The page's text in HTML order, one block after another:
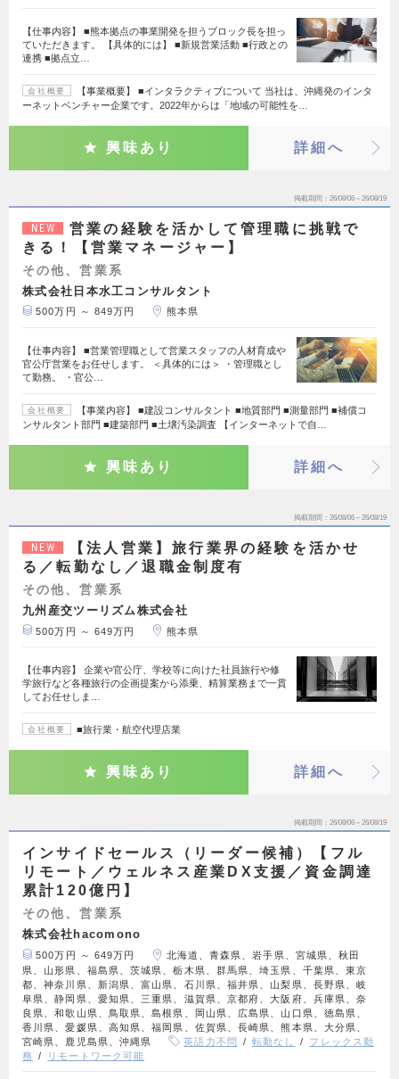
【仕事内容】 ■熊本拠点の事業開発を担うブロック長を担っ
ていただきます。 【具体的には】 ■新規営業活動 ■行政との
連携 ■拠点立…
会社概要
【事業概要】 ■インタラクティブについて 当社は、沖縄発のインタ
ーネットベンチャー企業です。2022年からは「地域の可能性を…
興味あり 詳細へ
掲載期間 26/08/06～26/08/19
NEW
営業の経験を活かして管理職に挑戦で
きる！【営業マネージャー】
その他、営業系
株式会社日本水工コンサルタント
500万円 ～ 849万円 熊本県
【仕事内容】 ■営業管理職として営業スタッフの人材育成や
官公庁営業をお任せします。 ＜具体的には＞ ・管理職とし
て勤務。 ・官公…
会社概要
【事業内容】 ■建設コンサルタント ■地質部門 ■測量部門 ■補償コ
ンサルタント部門 ■建築部門 ■土壌汚染調査 【インターネットで自…
興味あり 詳細へ
掲載期間 26/08/06～26/08/19
NEW
【法人営業】旅行業界の経験を活かせ
る／転勤なし／退職金制度有
その他、営業系
九州産交ツーリズム株式会社
500万円 ～ 649万円 熊本県
【仕事内容】 企業や官公庁、学校等に向けた社員旅行や修
学旅行など各種旅行の企画提案から添乗、精算業務まで一貫
してお任せしま…
会社概要 ■旅行業・航空代理店業
興味あり 詳細へ
掲載期間 26/08/06～26/08/19
インサイドセールス（リーダー候補）【フル
リモート／ウェルネス産業DX支援／資金調達
累計120億円】
その他、営業系
株式会社hacomono
500万円 ～ 649万円
北海道、青森県、岩手県、宮城県、秋田
県、山形県、福島県、茨城県、栃木県、群馬県、埼玉県、千葉県、東京
都、神奈川県、新潟県、富山県、石川県、福井県、山梨県、長野県、岐
阜県、静岡県、愛知県、三重県、滋賀県、京都府、大阪府、兵庫県、奈
良県、和歌山県、鳥取県、島根県、岡山県、広島県、山口県、徳島県、
香川県、愛媛県、高知県、福岡県、佐賀県、長崎県、熊本県、大分県、
宮崎県、鹿児島県、沖縄県
英語力不問 転勤なし
フレックス勤
務
リモートワーク可能